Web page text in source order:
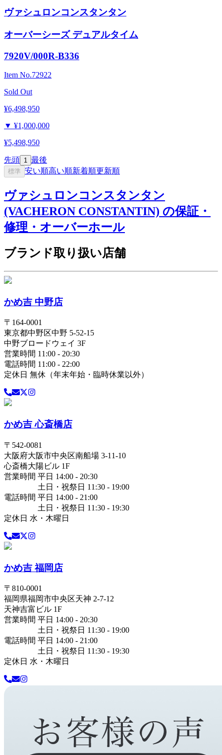
ヴァシュロンコンスタンタン
オーバーシーズ デュアルタイム
7920V/000R-B336
Item No.72922
Sold Out
¥6,498,950
▼ ¥1,000,000
¥5,498,950
先頭 1 最後
標準 安い順高い順新着順更新順
ヴァシュロンコンスタンタン
(VACHERON CONSTANTIN) の保証・
修理・オーバーホール
ブランド取り扱い店舗
かめ吉 中野店
〒 164-0001
東京都中野区中野 5-52-15
中野ブロードウェイ 3F
営業時間 11:00 - 20:30
電話時間 11:00 - 22:00
定休日 無休（年末年始・臨時休業以外）
かめ吉 心斎橋店
〒 542-0081
大阪府大阪市中央区南船場 3-11-10
心斎橋大陽ビル 1F
営業時間 平日 14:00 - 20:30
土日・祝祭日 11:30 - 19:00
電話時間 平日 14:00 - 21:00
土日・祝祭日 11:30 - 19:30
定休日 水・木曜日
かめ吉 福岡店
〒 810-0001
福岡県福岡市中央区天神 2-7-12
天神吉富ビル 1F
営業時間 平日 14:00 - 20:30
土日・祝祭日 11:30 - 19:00
電話時間 平日 14:00 - 21:00
土日・祝祭日 11:30 - 19:30
定休日 水・木曜日